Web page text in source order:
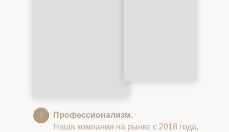
Профессионализм.
Наша компания на рынке с 2018 года,